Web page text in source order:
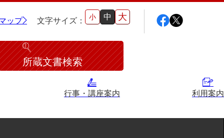
ップ 文字サイズ： 小 中 大
所蔵文書検索
行事・講座案内 利用案内